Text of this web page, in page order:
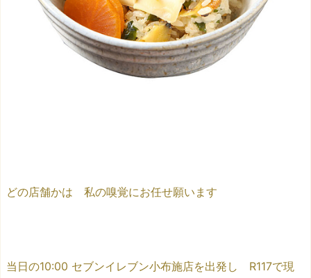
どの店舗かは 私の嗅覚にお任せ願います
当日の10:00 セブンイレブン小布施店を出発し R117で現